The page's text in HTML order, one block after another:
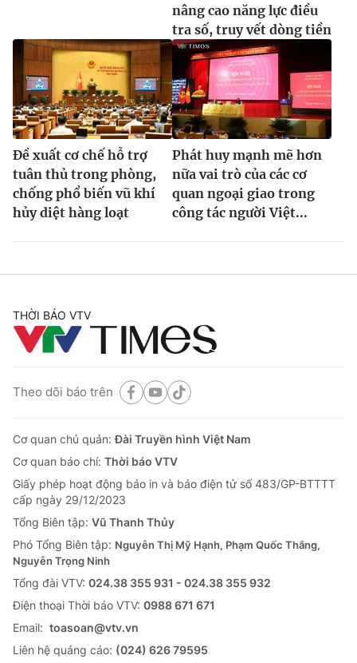
nâng cao năng lực điều
tra số, truy vết dòng tiền
Đề xuất cơ chế hỗ trợ
tuân thủ trong phòng,
chống phổ biến vũ khí
hủy diệt hàng loạt
Phát huy mạnh mẽ hơn
nữa vai trò của các cơ
quan ngoại giao trong
công tác người Việt...
THỜI BÁO VTV
Theo dõi báo trên
Cơ quan chủ quản:Đài Truyền hình Việt Nam
Cơ quan báo chí: Thời báo VTV
Giấy phép hoạt động báo in và báo điện tử số 483/GP-BTTTT
cấp ngày 29/12/2023
Tổng Biên tập: Vũ Thanh Thủy
Phó Tổng Biên tập: Nguyễn Thị Mỹ Hạnh, Phạm Quốc Thắng,
Nguyễn Trọng Ninh
Tổng đài VTV: 024.38 355 931 - 024.38 355 932
Ðiện thoại Thời báo VTV: 0988 671 671
Email: toasoan@vtv.vn
Liên hệ quảng cáo: (024) 626 79595